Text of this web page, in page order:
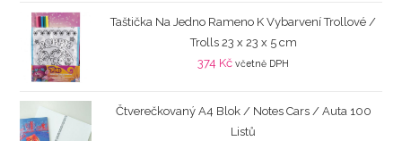
Taštička Na Jedno Rameno K Vybarvení Trollové /
Trolls 23 x 23 x 5 cm
374 Kč včetně DPH
Čtverečkovaný A4 Blok / Notes Cars / Auta 100
Listů